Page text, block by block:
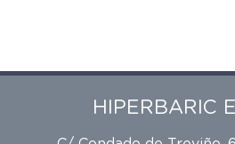
HIPERBARIC